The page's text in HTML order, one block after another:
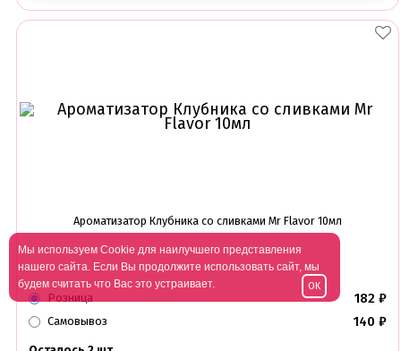
Ароматизатор Клубника со сливками Mr Flavor 10мл
Розница 182 ₽
Самовывоз 140 ₽
Мы используем Cookie для наилучшего представления
нашего сайта. Если Вы продолжите использовать сайт, мы
будем считать что Вас это устраивает.
OK